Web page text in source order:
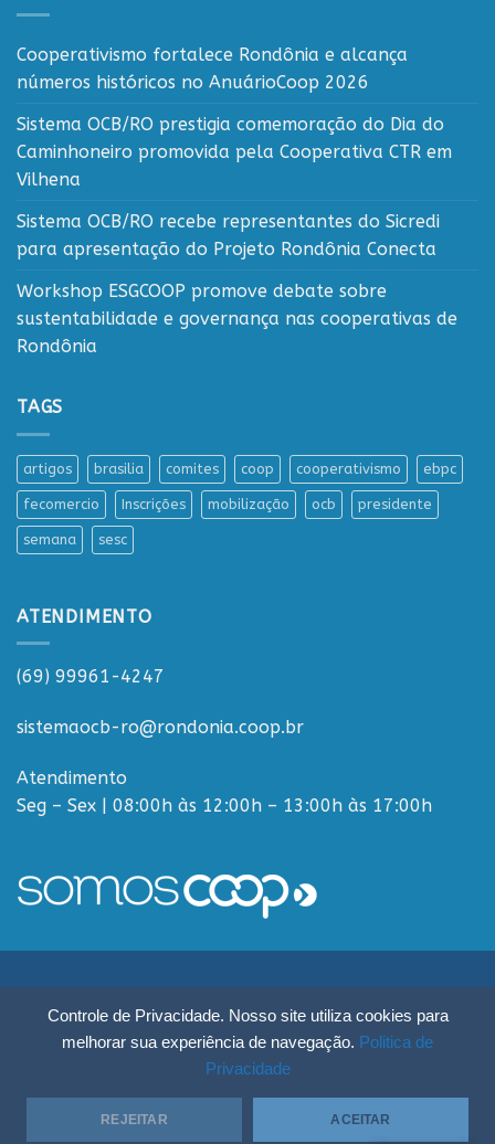
Controle de Privacidade. Nosso site utiliza cookies para
melhorar sua experiência de navegação. Politica de
Privacidade
REJEITAR ACEITAR
Cooperativismo fortalece Rondônia e alcança
números históricos no AnuárioCoop 2026
Sistema OCB/RO prestigia comemoração do Dia do
Caminhoneiro promovida pela Cooperativa CTR em
Vilhena
Sistema OCB/RO recebe representantes do Sicredi
para apresentação do Projeto Rondônia Conecta
Workshop ESGCOOP promove debate sobre
sustentabilidade e governança nas cooperativas de
Rondônia
TAGS
artigos brasilia comites coop cooperativismo ebpc
fecomercio Inscrições mobilização ocb presidente
semana sesc
ATENDIMENTO
(69) 99961-4247
sistemaocb-ro@rondonia.coop.br
Atendimento
Seg – Sex | 08:00h às 12:00h – 13:00h às 17:00h
Sistema OCB Rondônia © Todos os Direitos Reservados - R. Paulo
Macalão, 4675 - Flodoaldo Pontes Pinto, Porto Velho - RO, 76820-454